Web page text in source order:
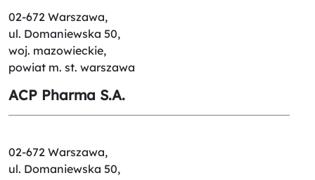
02-672 Warszawa,
ul. Domaniewska 50,
woj. mazowieckie,
powiat m. st. warszawa
ACP Pharma S.A.
02-672 Warszawa,
ul. Domaniewska 50,